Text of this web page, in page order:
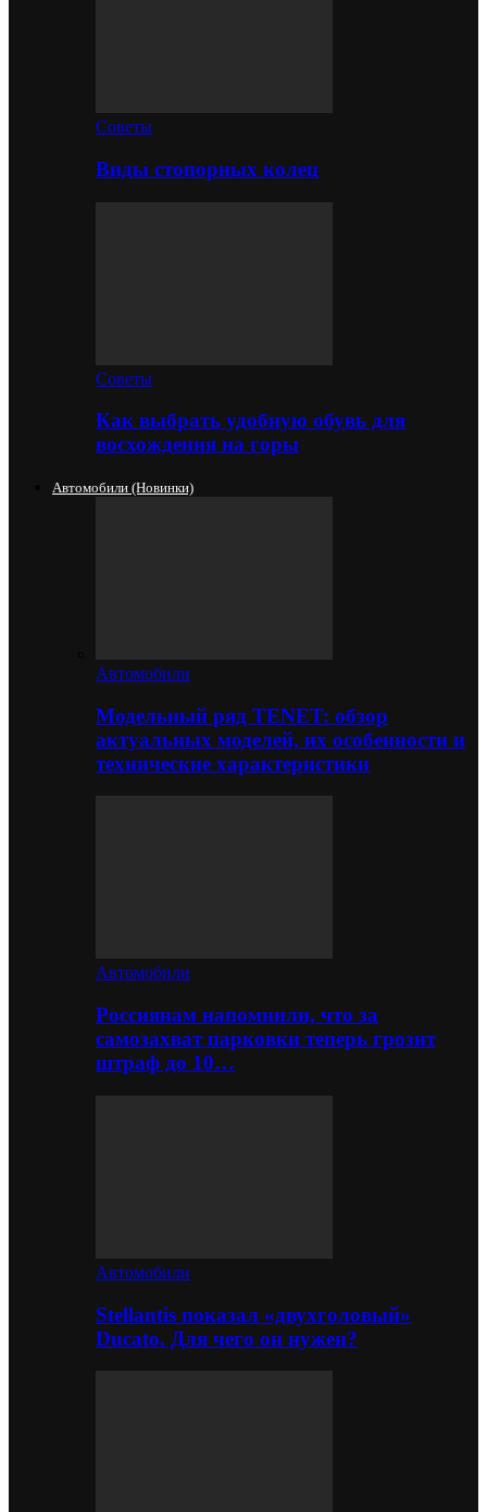
Советы
Виды стопорных колец
Советы
Как выбрать удобную обувь для
восхождения на горы
Автомобили (новинки)
Автомобили
Модельный ряд TENET: обзор
актуальных моделей, их особенности и
технические характеристики
Автомобили
Россиянам напомнили, что за
самозахват парковки теперь грозит
штраф до 10…
Автомобили
Stellantis показал «двухголовый»
Ducato. Для чего он нужен?